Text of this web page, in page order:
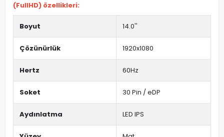
(FullHD) özellikleri:
Boyut 14.0''
Çözünürlük 1920x1080
Hertz 60Hz
Soket 30 Pin / eDP
Aydınlatma LED IPS